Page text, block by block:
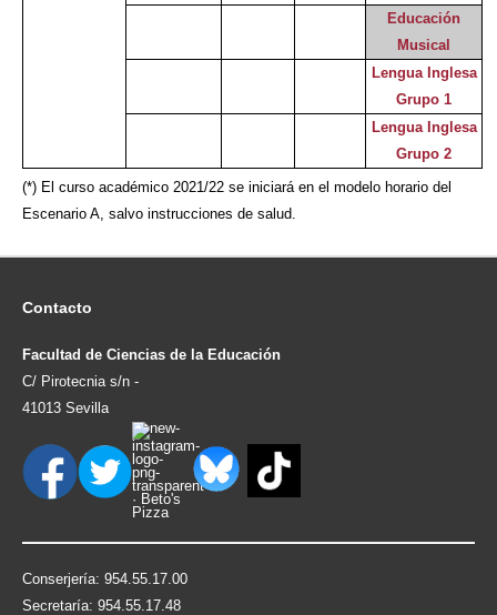
Educación
Musical
Lengua Inglesa
Grupo 1
Lengua Inglesa
Grupo 2
(*) El curso académico 2021/22 se iniciará en el modelo horario del
Escenario A, salvo instrucciones de salud.
Contacto
Facultad de Ciencias de la Educación
C/ Pirotecnia s/n -
41013 Sevilla
Conserjería: 954.55.17.00
Secretaría: 954.55.17.48